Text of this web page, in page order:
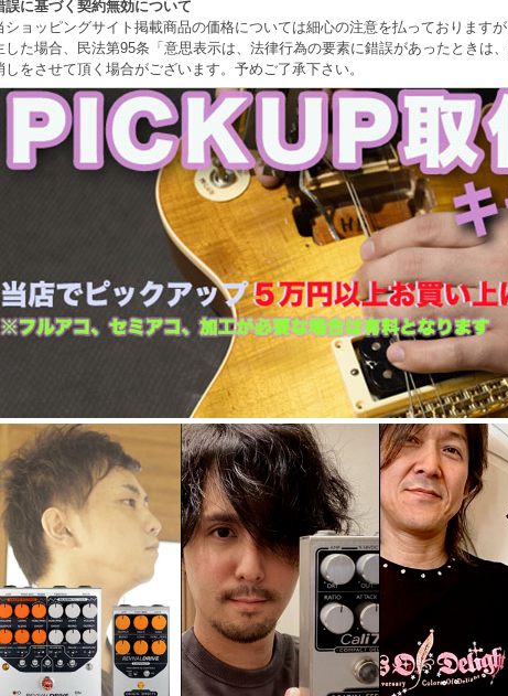
誤に基づく契約無効について
ショッピングサイト掲載商品の価格については細心の注意を払っております
した場合、民法第95条「意思表示は、法律行為の要素に錯誤があったときは
しをさせて頂く場合がございます。予めご了承下さい。